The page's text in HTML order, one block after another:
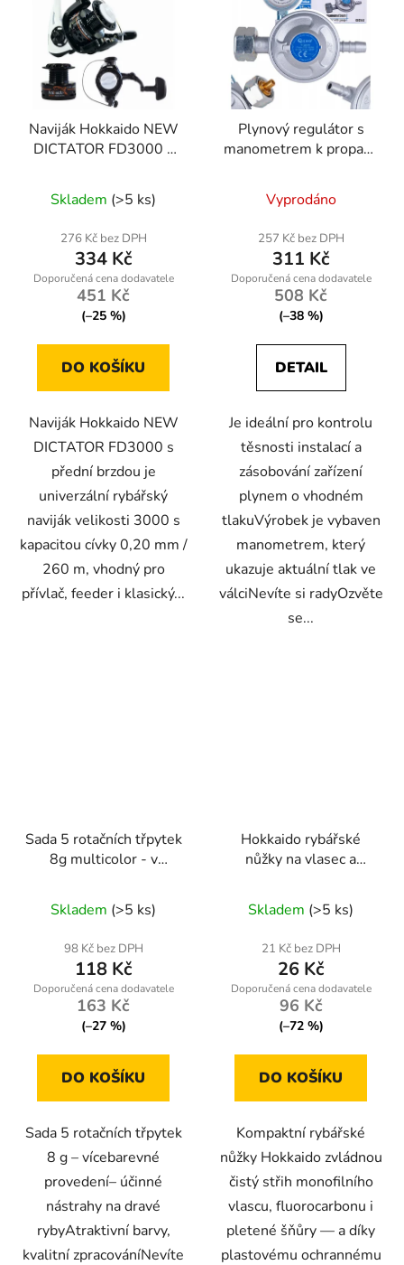
Naviják Hokkaido NEW
DICTATOR FD3000 s
náhradní cívkou
Skladem (>5 ks)
276 Kč bez DPH
334 Kč
451 Kč
(–25 %)
DO KOŠÍKU
Naviják Hokkaido NEW
DICTATOR FD3000 s
přední brzdou je
univerzální rybářský
naviják velikosti 3000 s
kapacitou cívky 0,20 mm /
260 m, vhodný pro
přívlač, feeder i klasický...
Plynový regulátor s
manometrem k propan-
1,5 kg/h
hodnocení
produktu
je
5,0
z
Vyprodáno
257 Kč bez DPH
311 Kč
508 Kč
(–38 %)
DETAIL
Je ideální pro kontrolu
těsnosti instalací a
zásobování zařízení
plynem o vhodném
tlakuVýrobek je vybaven
manometrem, který
ukazuje aktuální tlak ve
válciNevíte si radyOzvěte
se...
Sada 5 rotačních třpytek
8g multicolor - v
Skladem (>5 ks)
98 Kč bez DPH
118 Kč
163 Kč
(–27 %)
DO KOŠÍKU
Sada 5 rotačních třpytek
8 g – vícebarevné
provedení– účinné
nástrahy na dravé
rybyAtraktivní barvy,
kvalitní zpracováníNevíte
Hokkaido rybářské
nůžky na vlasec a
krytem
hodnocení
produktu
je
5,0
z
hvězdiček.
Skladem (>5 ks)
21 Kč bez DPH
26 Kč
96 Kč
(–72 %)
DO KOŠÍKU
Kompaktní rybářské
nůžky Hokkaido zvládnou
čistý střih monofilního
vlascu, fluorocarbonu i
pletené šňůry — a díky
plastovému ochrannému